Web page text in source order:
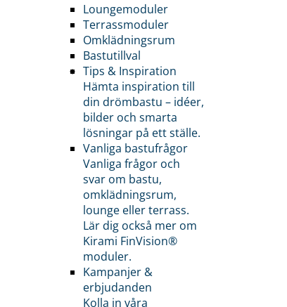
Loungemoduler
Terrassmoduler
Omklädningsrum
Bastutillval
Tips & Inspiration
Hämta inspiration till
din drömbastu – idéer,
bilder och smarta
lösningar på ett ställe.
Vanliga bastufrågor
Vanliga frågor och
svar om bastu,
omklädningsrum,
lounge eller terrass.
Lär dig också mer om
Kirami FinVision®
moduler.
Kampanjer &
erbjudanden
Kolla in våra